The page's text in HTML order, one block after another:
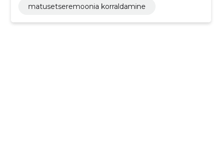
matusetseremoonia korraldamine